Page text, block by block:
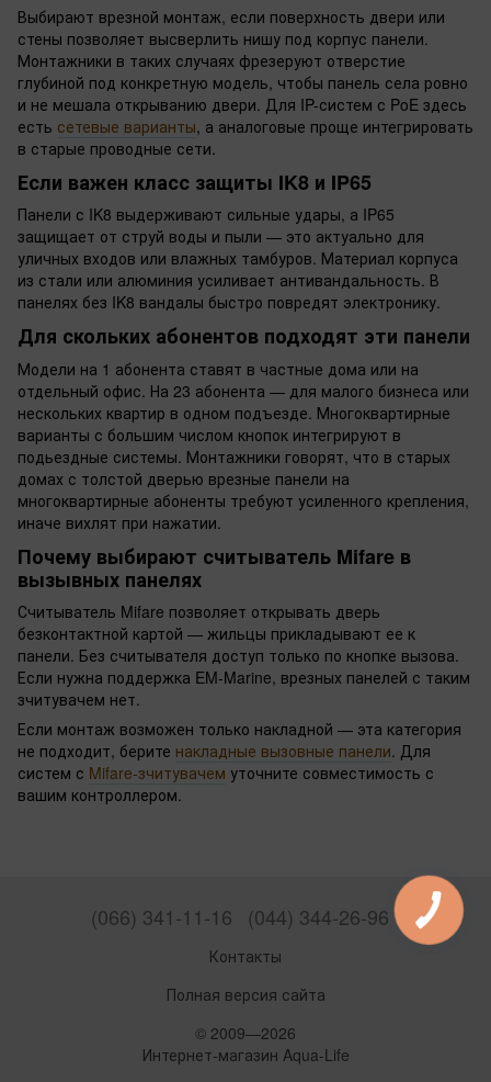
Выбирают врезной монтаж, если поверхность двери или
стены позволяет высверлить нишу под корпус панели.
Монтажники в таких случаях фрезеруют отверстие
глубиной под конкретную модель, чтобы панель села ровно
и не мешала открыванию двери. Для IP-систем с PoE здесь
есть сетевые варианты, а аналоговые проще интегрировать
в старые проводные сети.
Если важен класс защиты IK8 и IP65
Панели с IK8 выдерживают сильные удары, а IP65
защищает от струй воды и пыли — это актуально для
уличных входов или влажных тамбуров. Материал корпуса
из стали или алюминия усиливает антивандальность. В
панелях без IK8 вандалы быстро повредят электронику.
Для скольких абонентов подходят эти панели
Модели на 1 абонента ставят в частные дома или на
отдельный офис. На 23 абонента — для малого бизнеса или
нескольких квартир в одном подъезде. Многоквартирные
варианты с большим числом кнопок интегрируют в
подьездные системы. Монтажники говорят, что в старых
домах с толстой дверью врезные панели на
многоквартирные абоненты требуют усиленного крепления,
иначе вихлят при нажатии.
Почему выбирают считыватель Mifare в
вызывных панелях
Считыватель Mifare позволяет открывать дверь
безконтактной картой — жильцы прикладывают ее к
панели. Без считывателя доступ только по кнопке вызова.
Если нужна поддержка EM-Marine, врезных панелей с таким
зчитувачем нет.
Если монтаж возможен только накладной — эта категория
не подходит, берите накладные вызовные панели. Для
систем с Mifare-зчитувачем уточните совместимость с
вашим контроллером.
(066) 341-11-16 (044) 344-26-96
Контакты
Полная версия сайта
© 2009—2026
Интернет-магазин Aqua-Life